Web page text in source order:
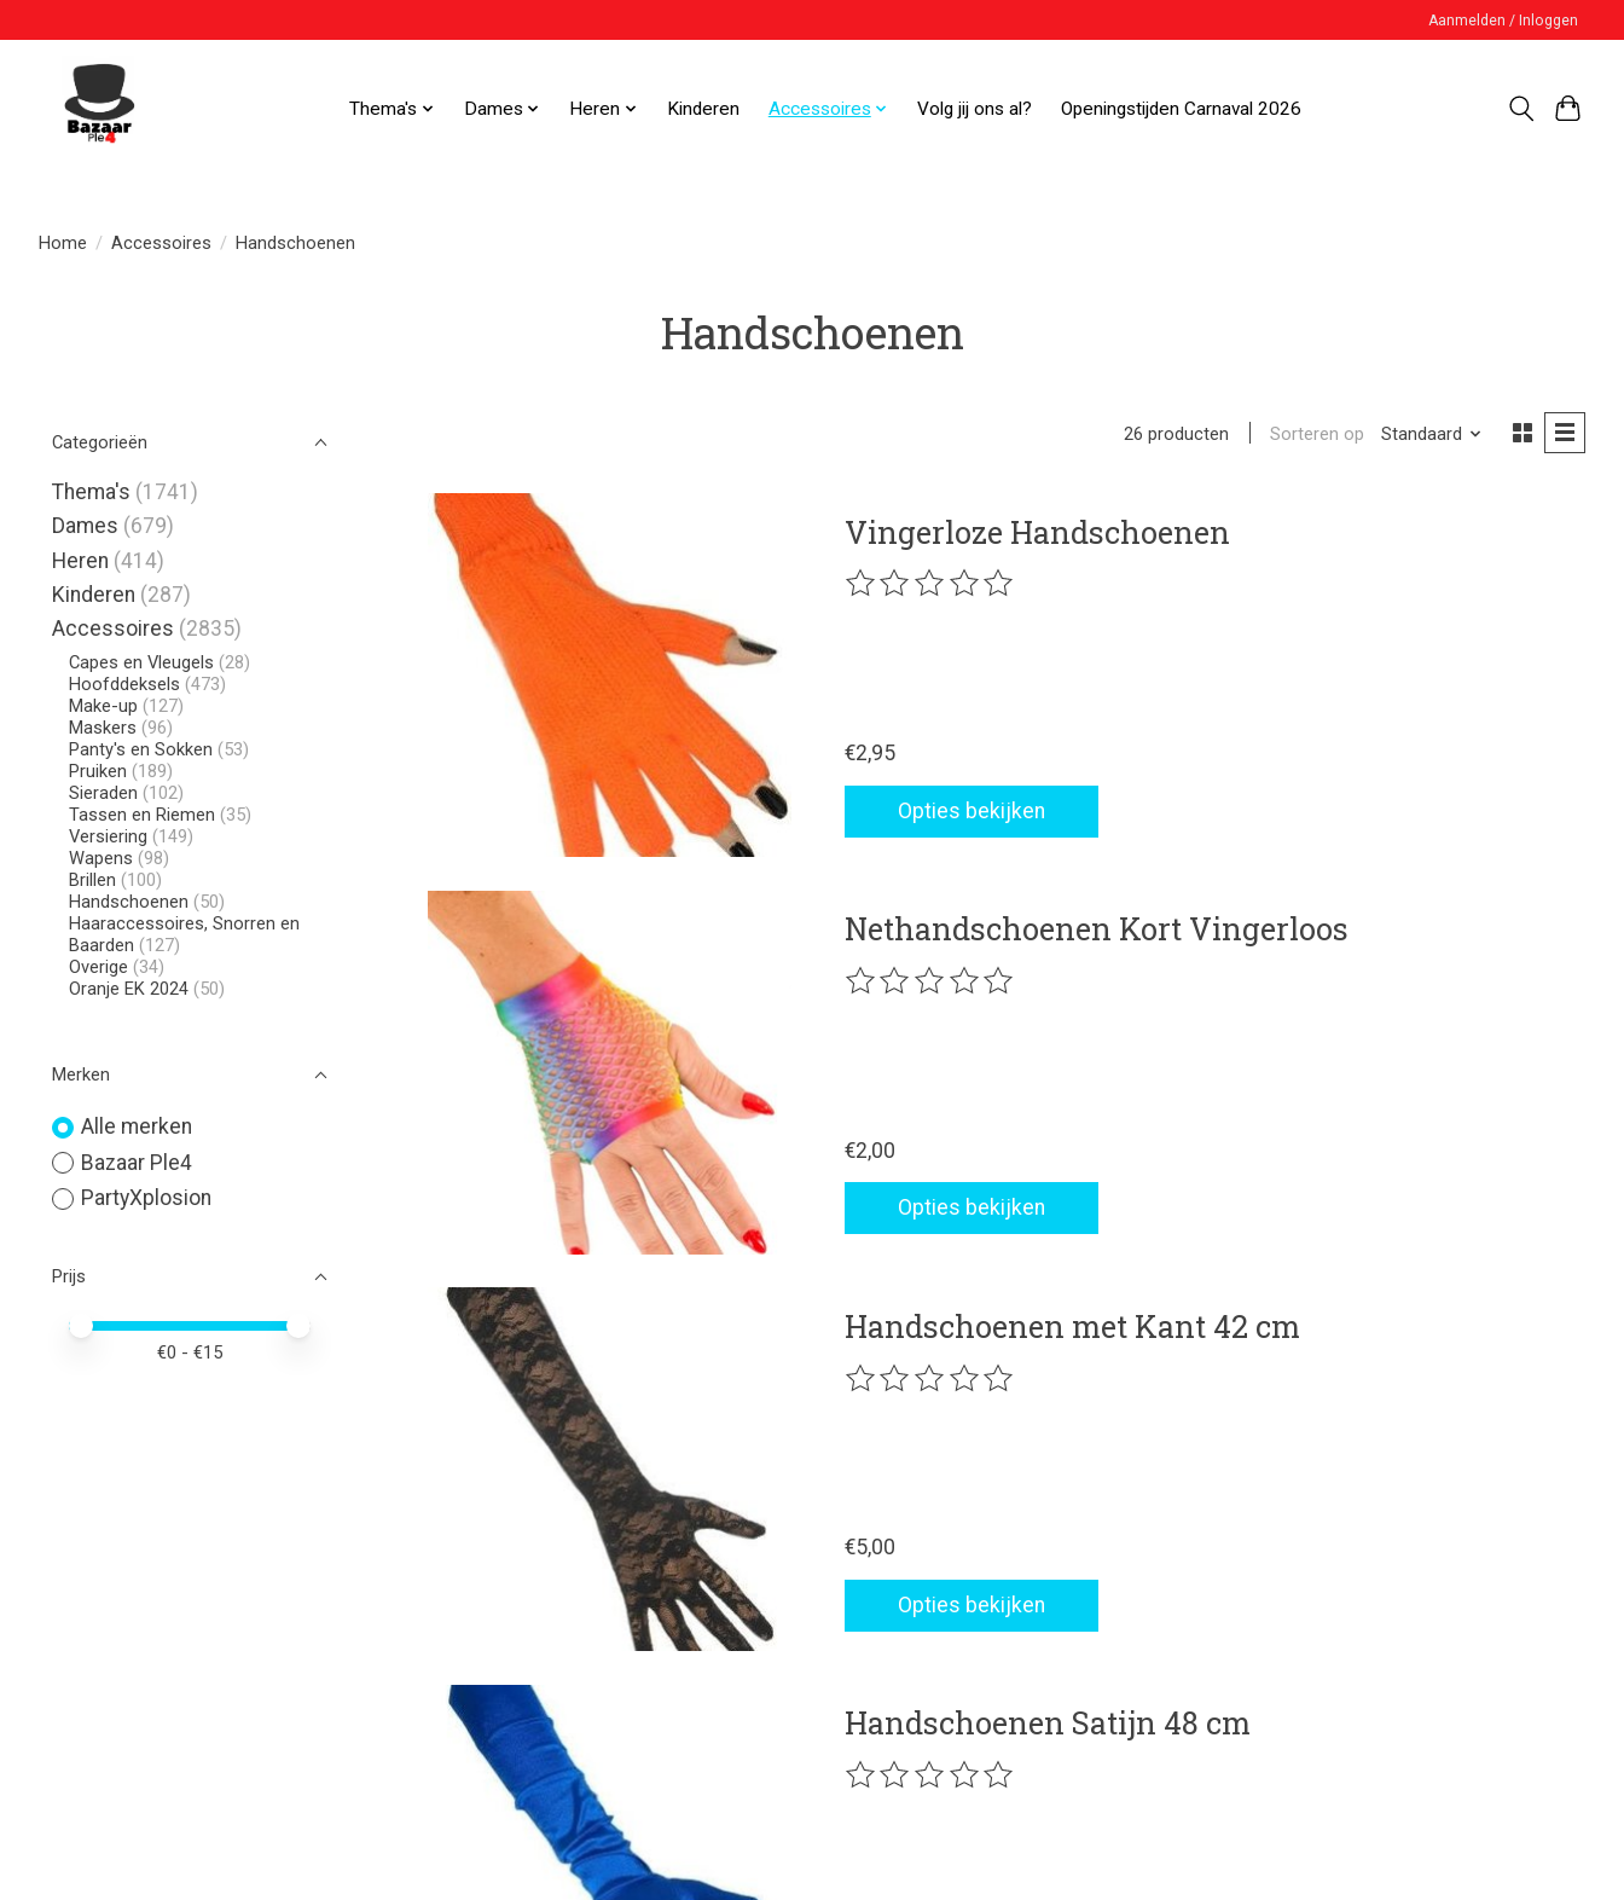
Aanmelden / Inloggen
Thema's Dames Heren Kinderen Accessoires Volg jij ons al? Openingstijden Carnaval 2026
Home / Accessoires / Handschoenen
Handschoenen
Categorieën
Thema's (1741)
Dames (679)
Heren (414)
Kinderen (287)
Accessoires (2835)
Capes en Vleugels (28)
Hoofddeksels (473)
Make-up (127)
Maskers (96)
Panty's en Sokken (53)
Pruiken (189)
Sieraden (102)
Tassen en Riemen (35)
Versiering (149)
Wapens (98)
Brillen (100)
Handschoenen (50)
Haaraccessoires, Snorren en
Baarden (127)
Overige (34)
Oranje EK 2024 (50)
Merken
Alle merken
Bazaar Ple4
PartyXplosion
Prijs
Minimale prijswaarde
Price maximum value
€0 - €15
26 producten Sorteren op Standaard
Vingerloze Handschoenen
De beoordeling van dit product is
€2,95
Opties bekijken
Nethandschoenen Kort Vingerloos
De beoordeling van dit product is
€2,00
Opties bekijken
Handschoenen met Kant 42 cm
De beoordeling van dit product is
€5,00
Opties bekijken
Handschoenen Satijn 48 cm
De beoordeling van dit product is